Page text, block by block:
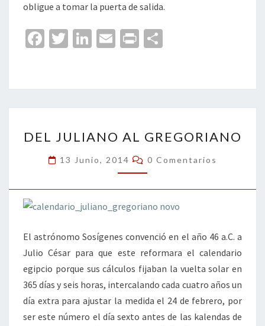
obligue a tomar la puerta de salida.
Fa
o
o
k
T
er
Li
dI
n
E
l
Pr
p
ar
tir
JULIANO
AL
GREGORIANO
DEL JULIANO AL GREGORIANO
13 Junio, 2014 Comentarios
0 Comentarios
El astrónomo Sosígenes convenció en el año 46 a.C. a
Julio César para que este reformara el calendario
egipcio porque sus cálculos fijaban la vuelta solar en
365 días y seis horas, intercalando cada cuatro años un
día extra para ajustar la medida el 24 de febrero, por
ser este número el día sexto antes de las kalendas de